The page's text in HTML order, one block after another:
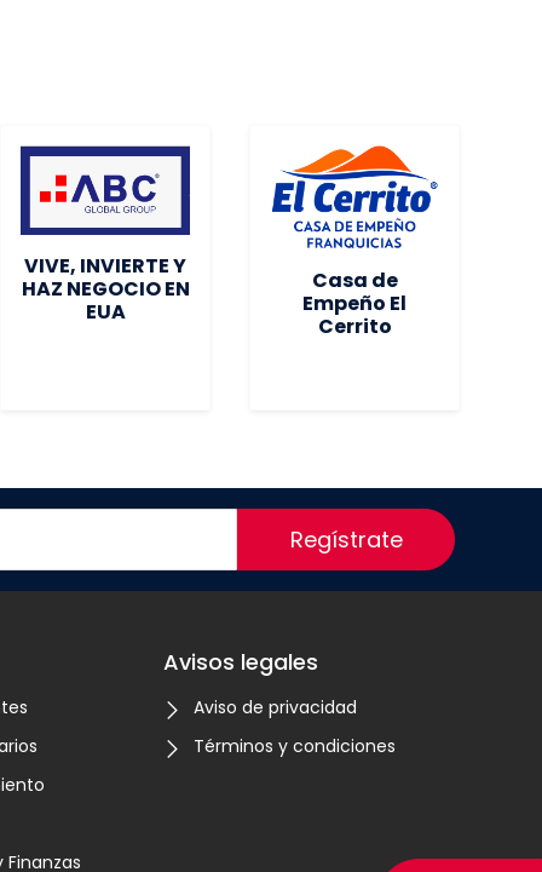
VIVE, INVIERTE Y
HAZ NEGOCIO EN
EUA
Casa de
Empeño El
Cerrito
Regístrate
Avisos legales
Aviso de privacidad
Términos y condiciones